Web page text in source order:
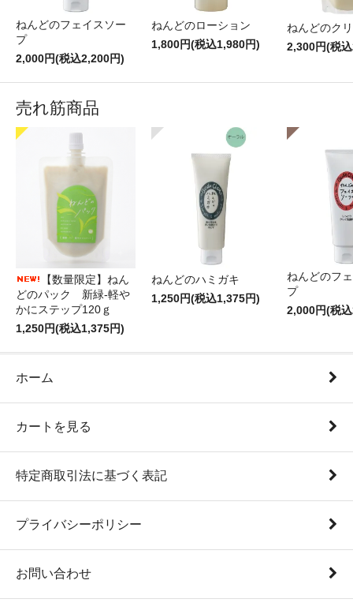
ねんどのフェイスソー
プ
2,000円(税込2,200円)
ねんどのローション
1,800円(税込1,980円)
ねんどのク
2,300円(税
売れ筋商品
【数量限定】ねん
どのパック 新緑-軽や
かにステップ120ｇ
1,250円(税込1,375円)
ねんどのハミガキ
1,250円(税込1,375円)
ねんどのフ
プ
2,000円(税
ホーム
カートを見る
特定商取引法に基づく表記
プライバシーポリシー
お問い合わせ